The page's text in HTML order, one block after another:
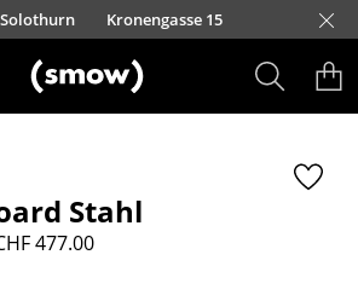
Kronengasse 15
Stahl
477.00